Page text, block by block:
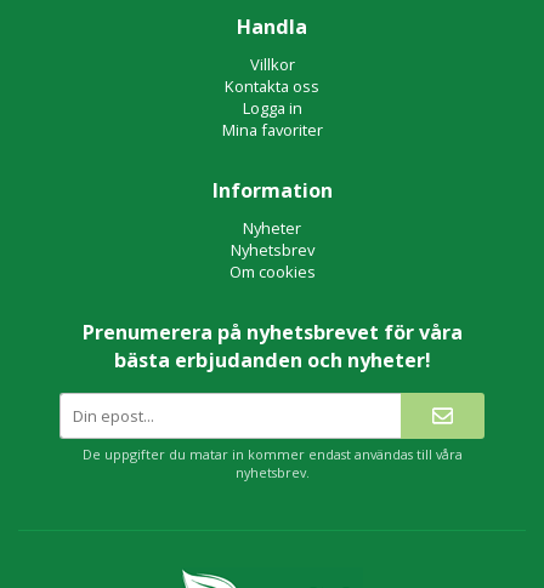
Handla
Villkor
Kontakta oss
Logga in
Mina favoriter
Information
Nyheter
Nyhetsbrev
Om cookies
Prenumerera på nyhetsbrevet för våra
bästa erbjudanden och nyheter!
De uppgifter du matar in kommer endast användas till våra
nyhetsbrev.